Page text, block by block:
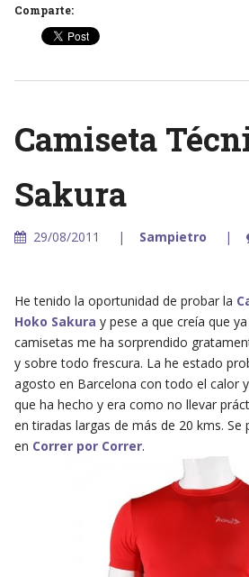
Comparte:
Camiseta
Sakura
29/08/2011 Sampietro
He tenido la oportunidad de probar la
Hoko Sakura y pese a que creía que
camisetas me ha sorprendido
y sobre todo frescura. La he estado
agosto en Barcelona con todo el calor
que ha hecho y era como no llevar
en tiradas largas de más de 20 kms.
en Correr por Correr.